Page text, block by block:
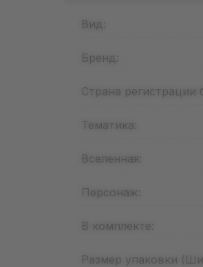
Вид:
Бренд:
Страна регистрации
Тематика:
Вселенная:
Персонаж:
В комплекте:
Размер упаковки